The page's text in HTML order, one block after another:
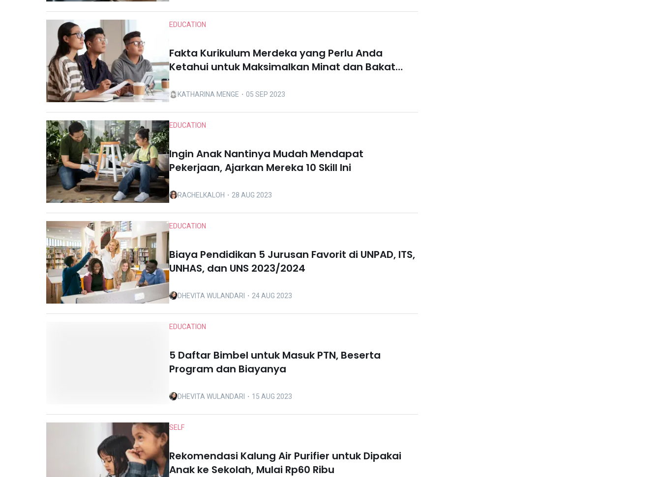
EDUCATION
Fakta Kurikulum Merdeka yang Perlu Anda
Ketahui untuk Maksimalkan Minat dan Bakat
KATHARINA MENGE ・05 SEP 2023
EDUCATION
Ingin Anak Nantinya Mudah Mendapat
Pekerjaan, Ajarkan Mereka 10 Skill Ini
RACHELKALOH ・28 AUG 2023
EDUCATION
Biaya Pendidikan 5 Jurusan Favorit di UNPAD, ITS,
UNHAS, dan UNS 2023/2024
DHEVITA WULANDARI ・24 AUG 2023
EDUCATION
5 Daftar Bimbel untuk Masuk PTN, Beserta
Program dan Biayanya
DHEVITA WULANDARI ・15 AUG 2023
SELF
Rekomendasi Kalung Air Purifier untuk Dipakai
Anak ke Sekolah, Mulai Rp60 Ribu